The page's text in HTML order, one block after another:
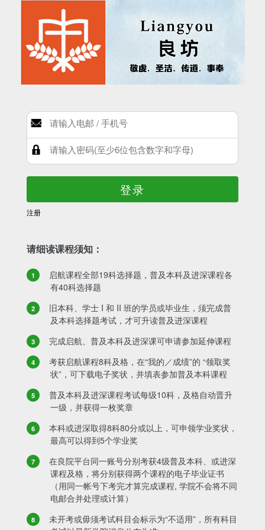
登录
注册
请细读课程须知：
启航课程全部19科选择题，普及本科及进深课程各
有40科选择题
旧本科、学士 I 和 II 班的学员或毕业生，须完成普
及本科选择题考试，才可升读普及进深课程
完成启航、普及本科及进深课可申请参加延伸课程
考获启航课程8科及格，在“我的／成绩”的 “领取奖
状”，可下载电子奖状，并填表参加普及本科课程
普及本科及进深课程考试每级10科，及格自动晋升
一级，并获得一枚奖章
本科或进深取得8科80分或以上，可申领学业奖状，
最高可以得到5个学业奖
在良院平台同一账号分别考获4级普及本科、或进深
课程及格，将分别获得两个课程的电子毕业证书
（用同一帐号下考完才算完成课程, 学院不会将不同
电邮合并处理或计算）
未开考或毋须考试科目会标示为“不适用”，所有科目